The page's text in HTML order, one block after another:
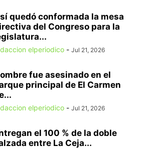
quedó conformada la mesa
del Congreso para la
elperiodico - Jul 21, 2026
fue asesinado en el
principal de El Carmen
elperiodico - Jul 21, 2026
el 100 % de la doble
entre La Ceja...